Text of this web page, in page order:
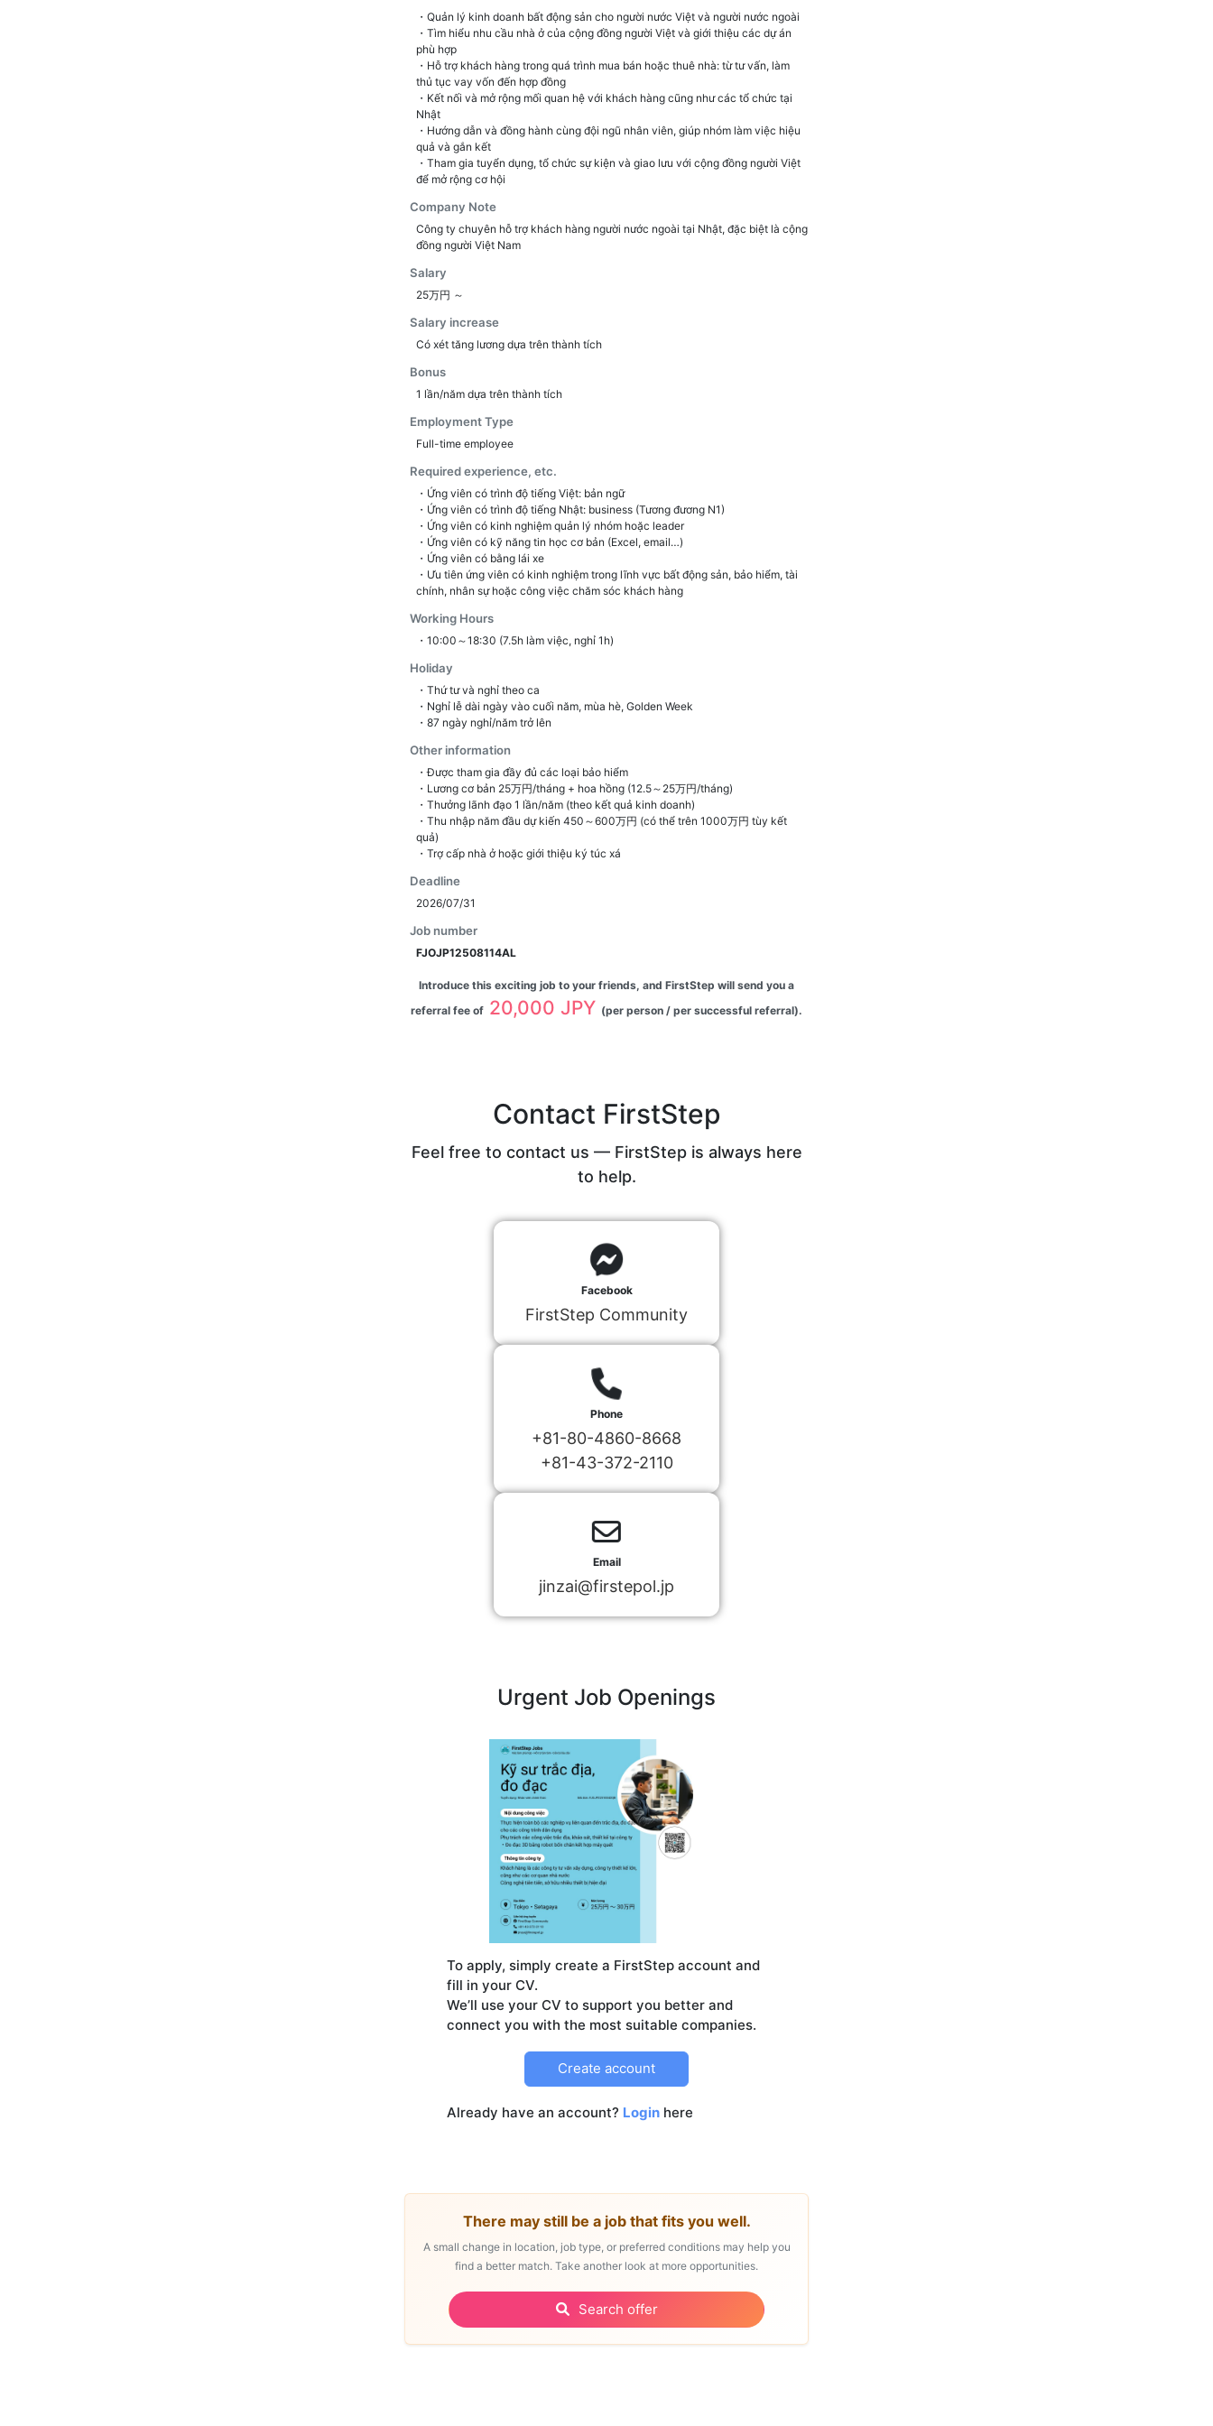
・Quản lý kinh doanh bất động sản cho người nước Việt và người nước ngoài
・Tìm hiểu nhu cầu nhà ở của cộng đồng người Việt và giới thiệu các dự án
phù hợp
・Hỗ trợ khách hàng trong quá trình mua bán hoặc thuê nhà: từ tư vấn, làm
thủ tục vay vốn đến hợp đồng
・Kết nối và mở rộng mối quan hệ với khách hàng cũng như các tổ chức tại
Nhật
・Hướng dẫn và đồng hành cùng đội ngũ nhân viên, giúp nhóm làm việc hiệu
quả và gắn kết
・Tham gia tuyển dụng, tổ chức sự kiện và giao lưu với cộng đồng người Việt
để mở rộng cơ hội
Company Note
Công ty chuyên hỗ trợ khách hàng người nước ngoài tại Nhật, đặc biệt là cộng
đồng người Việt Nam
Salary
25万円 ～
Salary increase
Có xét tăng lương dựa trên thành tích
Bonus
1 lần/năm dựa trên thành tích
Employment Type
Full-time employee
Required experience, etc.
・Ứng viên có trình độ tiếng Việt: bản ngữ
・Ứng viên có trình độ tiếng Nhật: business (Tương đương N1)
・Ứng viên có kinh nghiệm quản lý nhóm hoặc leader
・Ứng viên có kỹ năng tin học cơ bản (Excel, email…)
・Ứng viên có bằng lái xe
・Ưu tiên ứng viên có kinh nghiệm trong lĩnh vực bất động sản, bảo hiểm, tài
chính, nhân sự hoặc công việc chăm sóc khách hàng
Working Hours
・10:00～18:30 (7.5h làm việc, nghỉ 1h)
Holiday
・Thứ tư và nghỉ theo ca
・Nghỉ lễ dài ngày vào cuối năm, mùa hè, Golden Week
・87 ngày nghỉ/năm trở lên
Other information
・Được tham gia đầy đủ các loại bảo hiểm
・Lương cơ bản 25万円/tháng + hoa hồng (12.5～25万円/tháng)
・Thưởng lãnh đạo 1 lần/năm (theo kết quả kinh doanh)
・Thu nhập năm đầu dự kiến 450～600万円 (có thể trên 1000万円 tùy kết
quả)
・Trợ cấp nhà ở hoặc giới thiệu ký túc xá
Deadline
2026/07/31
Job number
FJOJP12508114AL
Introduce this exciting job to your friends, and FirstStep will send you a
referral fee of 20,000 JPY (per person / per successful referral).
Contact FirstStep
Feel free to contact us — FirstStep is always here
to help.
Facebook
FirstStep Community
Phone
+81-80-4860-8668
+81-43-372-2110
Email
jinzai@firstepol.jp
Urgent Job Openings
To apply, simply create a FirstStep account and
fill in your CV.
We’ll use your CV to support you better and
Create account
Already have an account? Login here
There may still be a job that fits you well.
A small change in location, job type, or preferred conditions may help you
find a better match. Take another look at more opportunities.
Search offer